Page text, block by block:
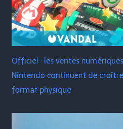
Officiel : les ventes
Nintendo continuent de
format physique